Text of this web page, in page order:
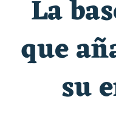
¿CÓMO
PÓNGASE EN
NOSOTROS
La
que
su